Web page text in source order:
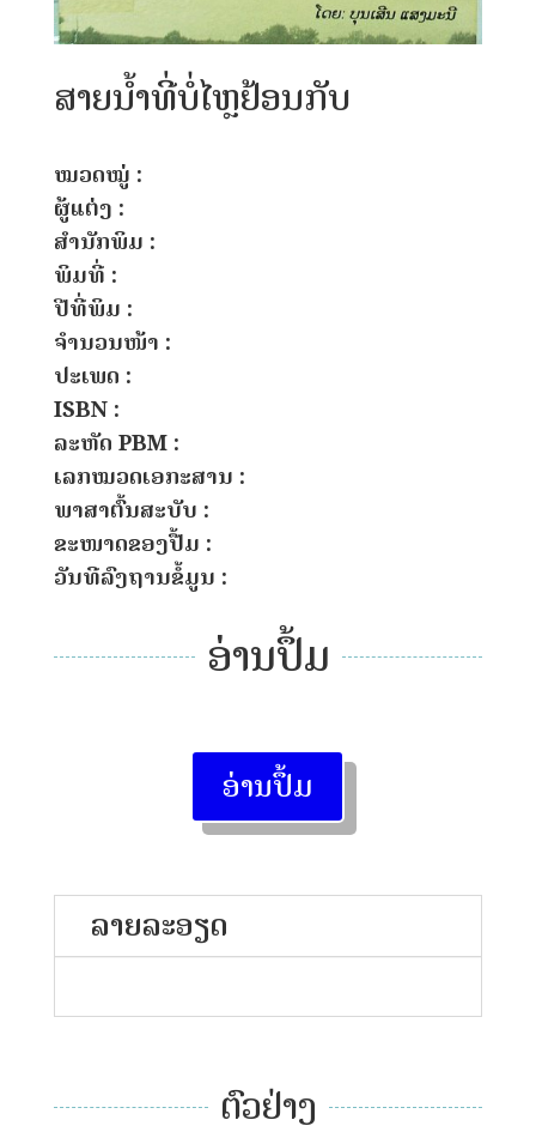
ສາຍນ້ຳທີ່ບໍ່ໄຫຼຢ້ອນກັບ
ໝວດໝູ່ :
ຜູ້ແຕ່ງ :
ສຳນັກພິມ :
ພິມທີ່ :
ປີທີ່ພິມ :
ຈຳນວນໜ້າ :
ປະເພດ :
ISBN :
ລະຫັດ PBM :
ເລກໝວດເອກະສານ :
ພາສາຕົ້ນສະບັບ :
ຂະໜາດຂອງປື້ມ :
ວັນທີລົງຖານຂໍ້ມູນ :
ອ່ານປຶ້ມ
ອ່ານປຶ້ມ
ລາຍລະອຽດ
ຕົວຢ່າງ